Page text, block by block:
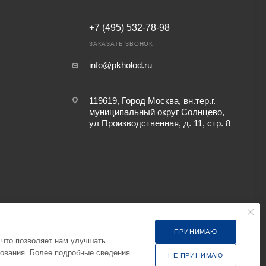
+7 (495) 532-78-98
ЗАКАЗАТЬ ЗВОНОК
info@pkholod.ru
119619, Город Москва, вн.тер.г.
муниципальный округ Солнцево,
ул Производственная, д. 11, стр. 8
цену уточняйте при заказе
позволяет нам улучшать
Более подробные сведения
ПРИНИМАЮ
НЕ ПРИНИМАЮ